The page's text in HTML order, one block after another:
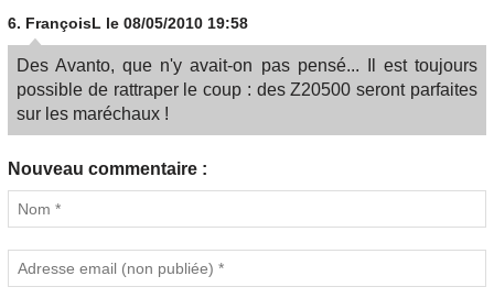
6. FrançoisL le 08/05/2010 19:58
Des Avanto, que n'y avait-on pas pensé... Il est toujours
possible de rattraper le coup : des Z20500 seront parfaites
sur les maréchaux !
Nouveau commentaire :